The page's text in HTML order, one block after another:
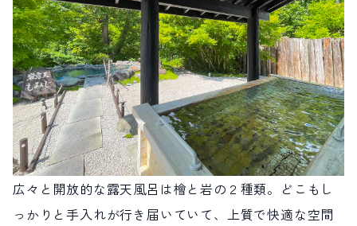
広々と開放的な露天風呂は檜と岩の２種類。どこもし
っかりと手入れが行き届いていて、上質で快適な空間